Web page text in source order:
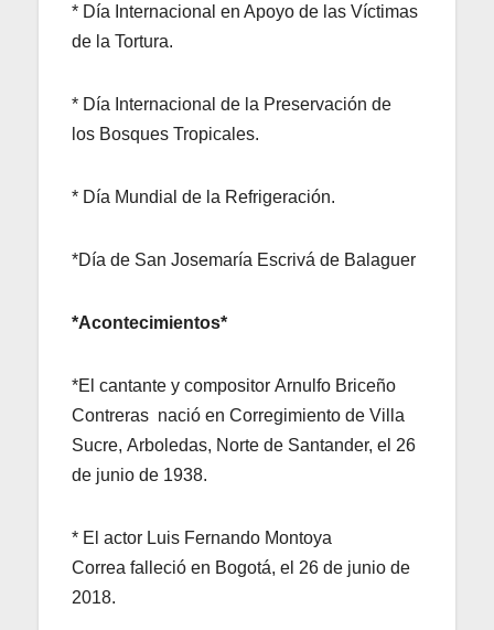
* Día Internacional en Apoyo de las Víctimas
de la Tortura.
* Día Internacional de la Preservación de
los Bosques Tropicales.
* Día Mundial de la Refrigeración.
*Día de San Josemaría Escrivá de Balaguer
*Acontecimientos*
*El cantante y compositor Arnulfo Briceño
Contreras nació en Corregimiento de Villa
Sucre, Arboledas, Norte de Santander, el 26
de junio de 1938.
* El actor Luis Fernando Montoya
Correa falleció en Bogotá, el 26 de junio de
2018.